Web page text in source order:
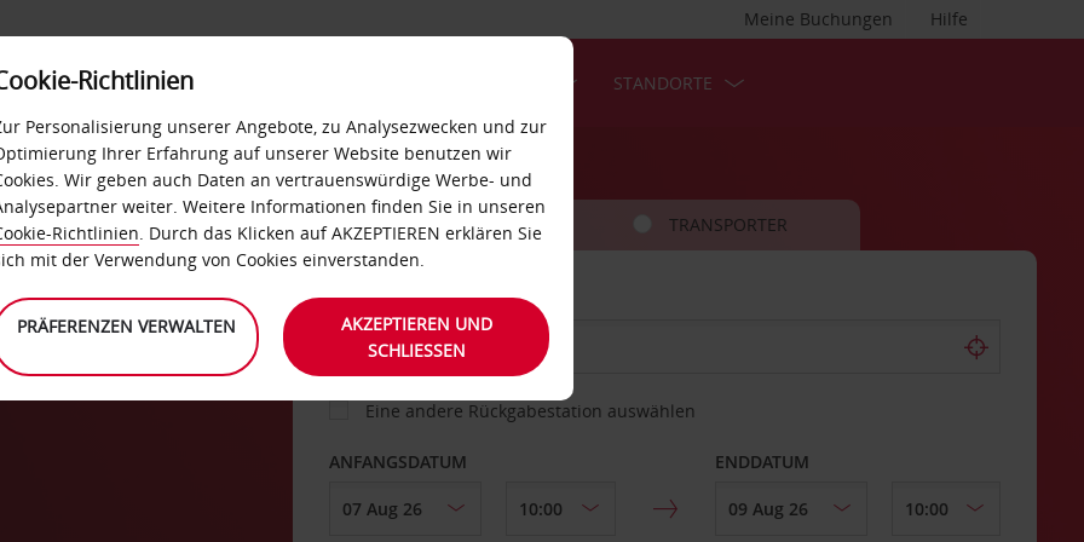
Hilfe
Meine Buchungen
SELF-SERVICES STANDORTE
FAHRZEUG TRANSPORTER
ABHOLEN VON
Eine andere Rückgabestation auswählen
ANFANGSDATUM ENDDATUM
Richtlinien
Personalisierung unserer Angebote, zu Analysezwecken und zur
Ihrer Erfahrung auf unserer Website benutzen wir
Wir geben auch Daten an vertrauenswürdige Werbe- und
weiter. Weitere Informationen finden Sie in unseren
Richtlinien. Durch das Klicken auf AKZEPTIEREN erklären Sie
mit der Verwendung von Cookies einverstanden.
PRÄFERENZEN VERWALTEN
AKZEPTIEREN UND
SCHLIESSEN